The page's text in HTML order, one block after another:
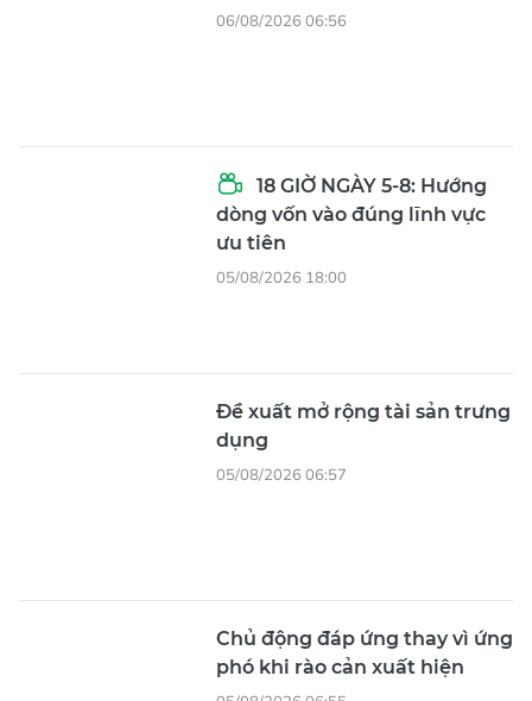
06/08/2026 06:56
18 GIỜ NGÀY 5-8: Hướng
dòng vốn vào đúng lĩnh vực
ưu tiên
05/08/2026 18:00
Đề xuất mở rộng tài sản trưng
dụng
05/08/2026 06:57
Chủ động đáp ứng thay vì ứng
phó khi rào cản xuất hiện